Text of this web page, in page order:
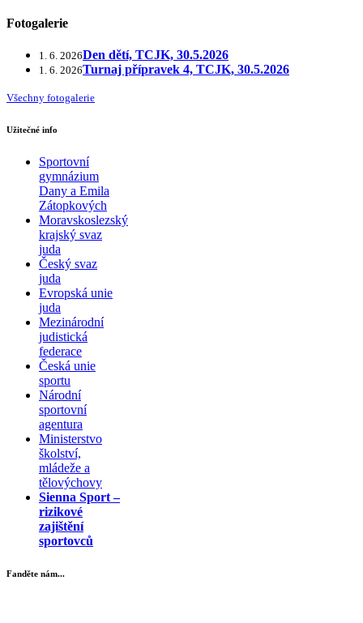
Fotogalerie
1. 6. 2026Den dětí, TCJK, 30.5.2026
1. 6. 2026Turnaj přípravek 4, TCJK, 30.5.2026
Všechny fotogalerie
Užitečné info
Sportovní
gymnázium
Dany a Emila
Zátopkových
Moravskoslezský
krajský svaz
juda
Český svaz
juda
Evropská unie
juda
Mezinárodní
judistická
federace
Česká unie
sportu
Národní
sportovní
agentura
Ministerstvo
školství,
mládeže a
tělovýchovy
Sienna Sport –
rizikové
zajištění
sportovců
Fanděte nám...